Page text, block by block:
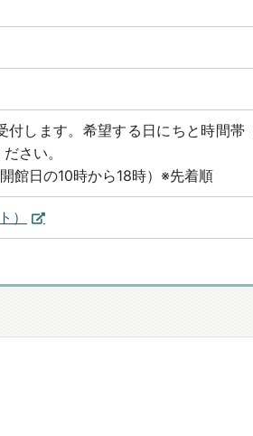
付します。希望する日にちと時間帯
さい。
館日の10時から18時）※先着順
）